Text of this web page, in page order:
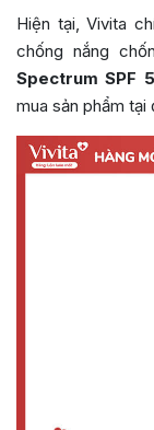
Hiện tại, Vivita
chống nắng
Spectrum SPF
mua sản phẩm tại